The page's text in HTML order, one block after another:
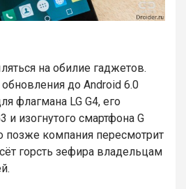
на обилие гаджетов.
до Android 6.0
флагмана LG G4, его
и изогнутого смартфона G
позже компания пересмотрит
горсть зефира владельцам